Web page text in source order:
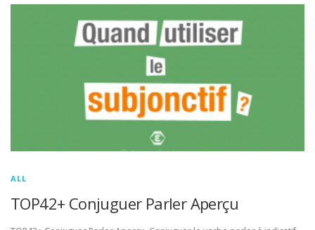
ALL
TOP42+ Conjuguer Parler Aperçu